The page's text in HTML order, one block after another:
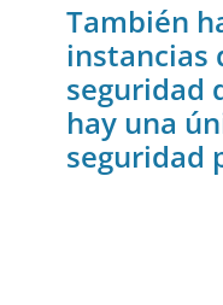
También
instancias
seguridad
hay una
seguridad